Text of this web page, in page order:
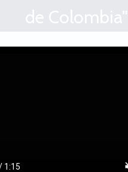
de Colombia"